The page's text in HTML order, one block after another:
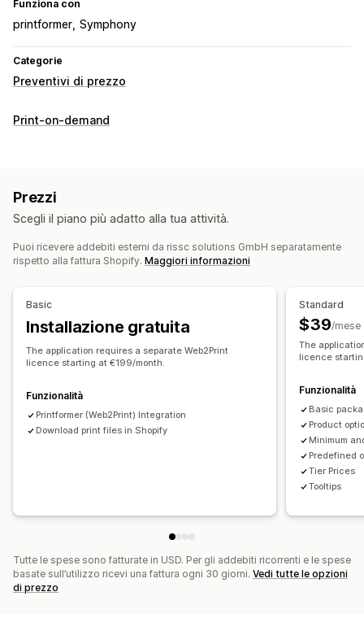
Funziona con
printformer Symphony
Categorie
Preventivi di prezzo
Print-on-demand
Prezzi
Scegli il piano più adatto alla tua attività.
Puoi ricevere addebiti esterni da rissc solutions GmbH separatamente
rispetto alla fattura Shopify. Maggiori informazioni
Basic
Installazione gratuita
The application requires a separate Web2Print
licence starting at €199/month.
Funzionalità
Printformer (Web2Print) Integration
Download print files in Shopify
Standard
$39/mese
The
licence
Funzionalità
Basic
Product
Minimum
Predefined
Tier Prices
Tooltips
Tutte le spese sono fatturate in USD. Per gli addebiti ricorrenti e le spese
basate sull’utilizzo ricevi una fattura ogni 30 giorni. Vedi tutte le opzioni
di prezzo